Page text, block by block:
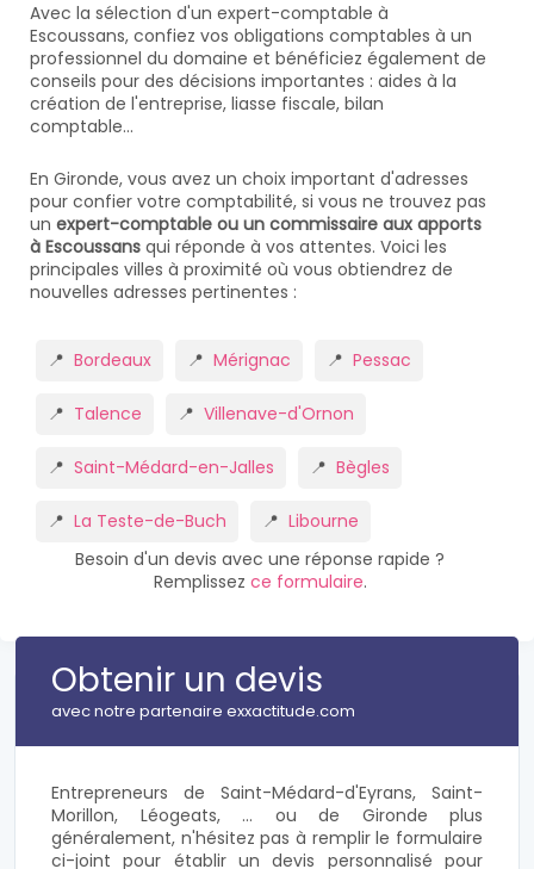
Avec la sélection d'un expert-comptable à
Escoussans, confiez vos obligations comptables à un
professionnel du domaine et bénéficiez également de
conseils pour des décisions importantes : aides à la
création de l'entreprise, liasse fiscale, bilan
comptable...
En Gironde, vous avez un choix important d'adresses
pour confier votre comptabilité, si vous ne trouvez pas
un expert-comptable ou un commissaire aux apports
à Escoussans qui réponde à vos attentes. Voici les
principales villes à proximité où vous obtiendrez de
nouvelles adresses pertinentes :
Bordeaux Mérignac Pessac
Talence Villenave-d'Ornon
Saint-Médard-en-Jalles Bègles
La Teste-de-Buch
Libourne
Besoin d'un devis avec une réponse rapide ?
Remplissez ce formulaire.
Obtenir un devis
avec notre partenaire exxactitude.com
Entrepreneurs de Saint-Médard-d'Eyrans, Saint-
Morillon, Léogeats, ... ou de Gironde plus
généralement, n'hésitez pas à remplir le formulaire
ci-joint pour établir un devis personnalisé pour